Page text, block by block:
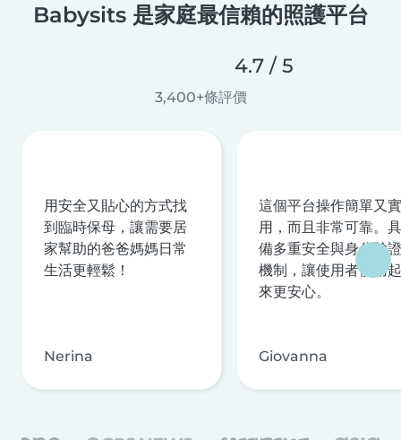
Babysits 是家庭最信賴的照護平台
4.7 / 5
3,400+條評價
用安全又貼心的方式找
到臨時保母，讓需要居
家幫助的爸爸媽媽日常
生活更輕鬆！
Nerina
這個平台操作簡單又實
用，而且非常可靠。具
備多重安全與身分驗證
機制，讓使用者使用起
來更安心。
Giovanna